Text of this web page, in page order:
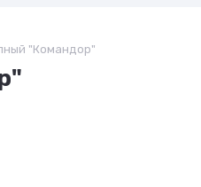
"Командор"